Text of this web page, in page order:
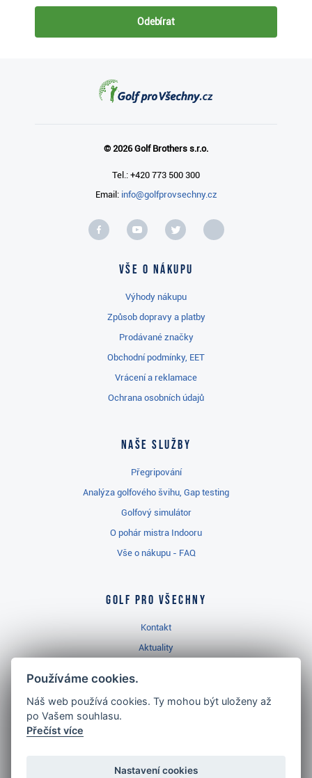
Odebírat
© 2026 Golf Brothers s.r.o.
Tel.: +420 773 500 300
Email: info@golfprovsechny.cz
Vše o nákupu
Výhody nákupu
Způsob dopravy a platby
Prodávané značky
Obchodní podmínky, EET
Vrácení a reklamace
Ochrana osobních údajů
Naše služby
Přegripování
Analýza golfového švihu, Gap testing
Golfový simulátor
O pohár mistra Indooru
Vše o nákupu - FAQ
Golf pro všechny
Kontakt
Aktuality
Golfový slovník
Používáme cookies.
Náš web používá cookies. Ty mohou být uloženy až
po Vašem souhlasu.
Přečíst více
Nastavení cookies